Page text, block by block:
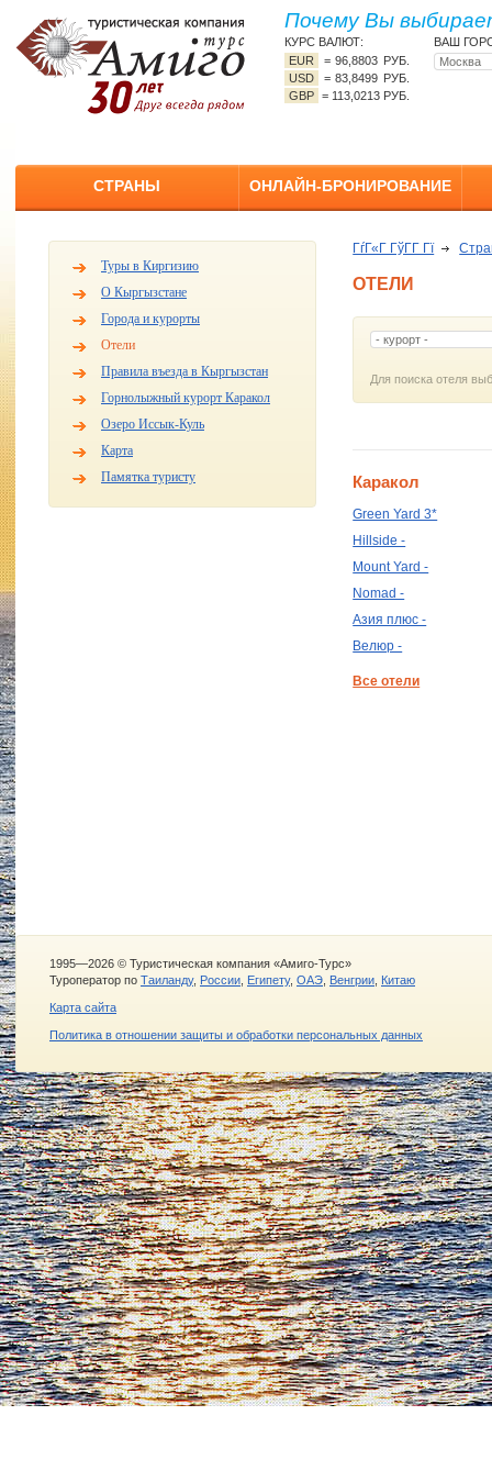
Почему Вы
КУРС ВАЛЮТ:
EUR
=96,8803 РУБ.
USD
=83,8499 РУБ.
GBP = 113,0213 РУБ.
ВАШ
СТРАНЫ ОНЛАЙН-БРОНИРОВАНИЕ
Туры в Киргизию
О Кыргызстане
Города и курорты
Отели
Правила въезда в Кыргызстан
Горнолыжный курорт Каракол
Озеро Иссык-Куль
Карта
Памятка туристу
ГѓГ«Г ГўГ­Г Гї
ОТЕЛИ
Для поиска отеля
Каракол
Green Yard 3*
Hillside -
Mount Yard -
Nomad -
Азия плюс -
Велюр -
Все отели
1995—2026 © Туристическая компания «Амиго-Турс»
Туроператор по Таиланду, России Египету, ОАЭ Венгрии Китаю
Карта сайта
Политика в отношении защиты и обработки персональных данных